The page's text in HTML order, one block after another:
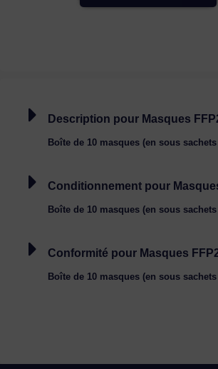
Description pour Masques
Boîte de 10 masques (en sous
Conditionnement pour
Boîte de 10 masques (en sous
Conformité pour Masques
Boîte de 10 masques (en sous